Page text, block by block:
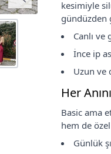
kesimiyle
gündüzden
Canlı
İnce ip
Uzun ve
Her
Basic ama
hem de
Günlük